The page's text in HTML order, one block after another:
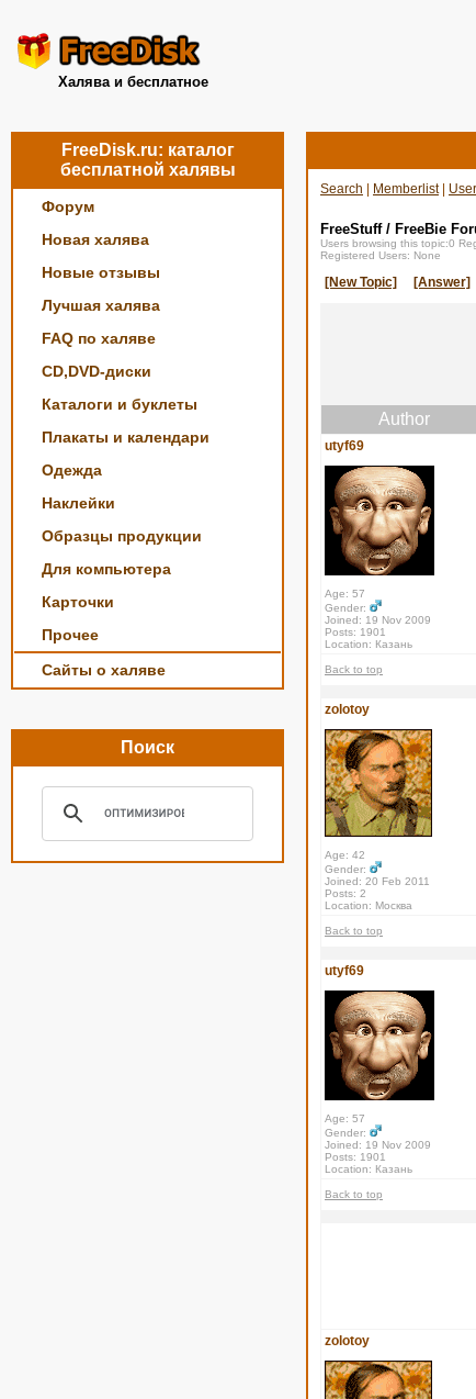
Халява и бесплатное
FreeDisk.ru: каталог
бесплатной халявы
Форум
Новая халява
Новые отзывы
Лучшая халява
FAQ по халяве
CD,DVD-диски
Каталоги и буклеты
Плакаты и календари
Одежда
Наклейки
Образцы продукции
Для компьютера
Карточки
Прочее
Сайты о халяве
Поиск
Search Memberlist|
FreeStuff / FreeBie
Users browsing this topic:0
Registered Users: None
[New Topic] [Answer]
Author
utyf69
Age: 57
Gender:
Joined: 19 Nov 2009
Posts: 1901
Location: Казань
Back to top
zolotoy
Age: 42
Gender:
Joined: 20 Feb 2011
Posts: 2
Location: Москва
Back to top
utyf69
Age: 57
Gender:
Joined: 19 Nov 2009
Posts: 1901
Location: Казань
Back to top
zolotoy